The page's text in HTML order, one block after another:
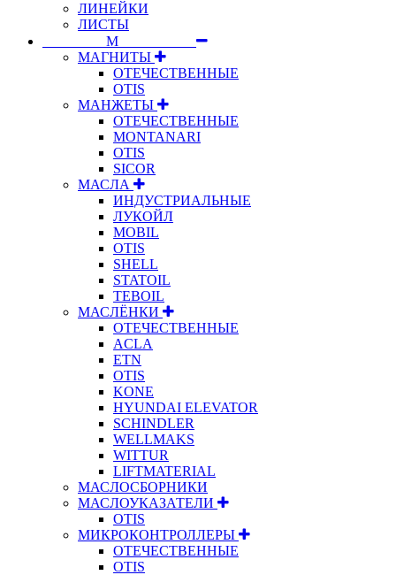
ЛИНЕЙКИ
ЛИСТЫ
⠀⠀⠀⠀⠀⠀М⠀⠀⠀⠀⠀⠀⠀
МАГНИТЫ
ОТЕЧЕСТВЕННЫЕ
OTIS
МАНЖЕТЫ
ОТЕЧЕСТВЕННЫЕ
MONTANARI
OTIS
SICOR
МАСЛА
ИНДУСТРИАЛЬНЫЕ
ЛУКОЙЛ
MOBIL
OTIS
SHELL
STATOIL
TEBOIL
МАСЛЁНКИ
ОТЕЧЕСТВЕННЫЕ
ACLA
ETN
OTIS
KONE
HYUNDAI ELEVATOR
SCHINDLER
WELLMAKS
WITTUR
LIFTMATERIAL
МАСЛОСБОРНИКИ
МАСЛОУКАЗАТЕЛИ
OTIS
МИКРОКОНТРОЛЛЕРЫ
ОТЕЧЕСТВЕННЫЕ
OTIS